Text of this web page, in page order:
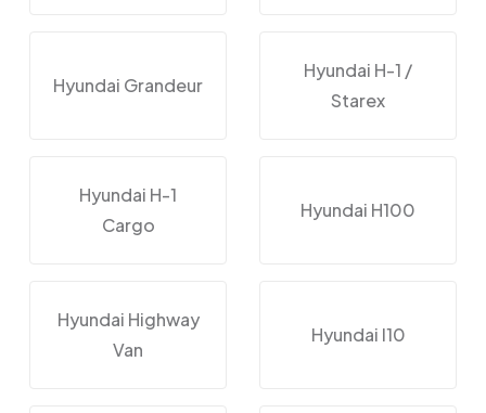
Hyundai Grandeur
Hyundai H-1 /
Starex
Hyundai H-1
Cargo
Hyundai H100
Hyundai Highway
Van
Hyundai I10